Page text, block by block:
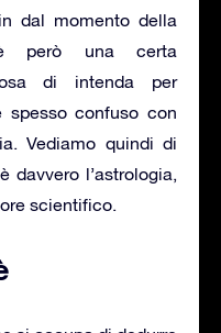
dal momento della
però una certa
di intenda per
confuso con
Vediamo quindi di
davvero l’astrologia,
scientifico.